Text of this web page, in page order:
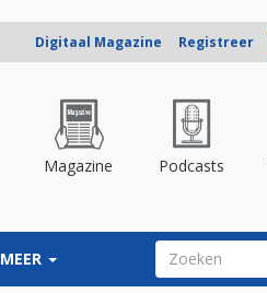
Digitaal Magazine Registreer
Magazine Podcasts
MEER ZOEKVELD